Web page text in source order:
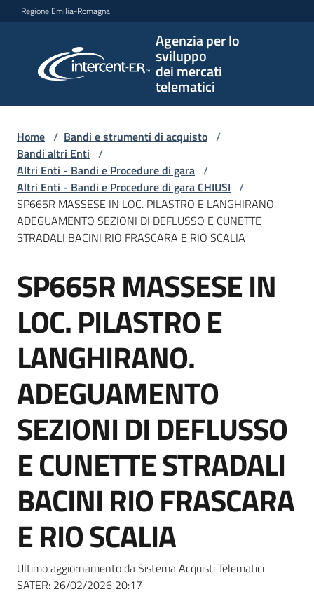
Vai al contenuto
Vai alla navigazione
Vai al footer
Regione Emilia-Romagna
Agenzia per lo
sviluppo
dei mercati
telematici
per lo
sviluppo
telematici
L'Agenzia
e
strumenti
acquisto
Supporto
Piattaforme
telematiche
site
Home / Bandi e strumenti di acquisto /
Bandi altri Enti /
Altri Enti - Bandi e Procedure di gara /
Altri Enti - Bandi e Procedure di gara CHIUSI /
SP665R MASSESE IN LOC. PILASTRO E LANGHIRANO.
ADEGUAMENTO SEZIONI DI DEFLUSSO E CUNETTE
STRADALI BACINI RIO FRASCARA E RIO SCALIA
Salta al contenuto
SP665R MASSESE IN
LOC. PILASTRO E
LANGHIRANO.
ADEGUAMENTO
SEZIONI DI DEFLUSSO
E CUNETTE STRADALI
BACINI RIO FRASCARA
E RIO SCALIA
Ultimo aggiornamento da Sistema Acquisti Telematici -
SATER: 26/02/2026 20:17